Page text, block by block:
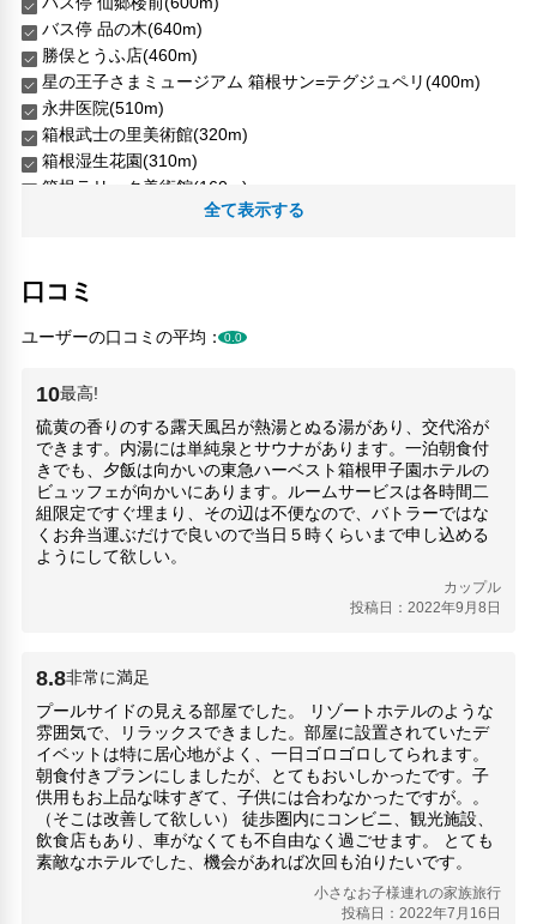
24時間セキュリティ
フードデリバリー
リネン・衣類の湯洗い
共用筆記用具の設置なし
キャッシュレス支払いサービス
バス停 品の木(640m)
勝俣とうふ店(460m)
星の王子さまミュージアム 箱根サン=テグジュペリ(400m)
永井医院(510m)
箱根武士の里美術館(320m)
箱根湿生花園(310m)
箱根ラリック美術館(160m)
仙石原(1.17km)
小田原城(13.27km)
彫刻の森美術館(4.55km)
星の王子さまミュージアム 箱根サン=テグジュペリ(400m)
箱根ロープウェイ(2.8km)
箱根強羅公園(3.9km)
箱根ガラスの森美術館(760m)
箱根神社(7.19km)
箱根神社／九頭竜神社新宮(7.19km)
全て表示する
口コミ
ユーザーの口コミの平均：0.0
10最高!
硫黄の香りのする露天風呂が熱湯とぬる湯があり、交代浴が
できます。内湯には単純泉とサウナがあります。一泊朝食付
きでも、夕飯は向かいの東急ハーベスト箱根甲子園ホテルの
ビュッフェが向かいにあります。ルームサービスは各時間二
組限定ですぐ埋まり、その辺は不便なので、バトラーではな
くお弁当運ぶだけで良いので当日５時くらいまで申し込める
ようにして欲しい。
カップル
投稿日：2022年9月8日
8.8非常に満足
プールサイドの見える部屋でした。 リゾートホテルのような
雰囲気で、リラックスできました。部屋に設置されていたデ
イベットは特に居心地がよく、一日ゴロゴロしてられます。
朝食付きプランにしましたが、とてもおいしかったです。子
供用もお上品な味すぎて、子供には合わなかったですが。。
（そこは改善して欲しい） 徒歩圏内にコンビニ、観光施設、
飲食店もあり、車がなくても不自由なく過ごせます。 とても
素敵なホテルでした、機会があれば次回も泊りたいです。
小さなお子様連れの家族旅行
投稿日：2022年7月16日